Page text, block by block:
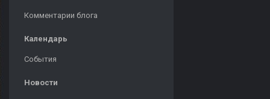
Комментарии блога
Календарь
События
Новости